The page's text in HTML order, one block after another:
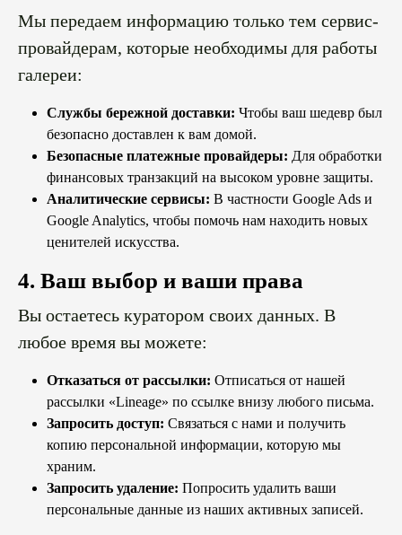
Мы передаем информацию только тем сервис-
провайдерам, которые необходимы для работы
галереи:
Службы бережной доставки: Чтобы ваш шедевр был
безопасно доставлен к вам домой.
Безопасные платежные провайдеры: Для обработки
финансовых транзакций на высоком уровне защиты.
Аналитические сервисы: В частности Google Ads и
Google Analytics, чтобы помочь нам находить новых
ценителей искусства.
4. Ваш выбор и ваши права
Вы остаетесь куратором своих данных. В
любое время вы можете:
Отказаться от рассылки: Отписаться от нашей
рассылки «Lineage» по ссылке внизу любого письма.
Запросить доступ: Связаться с нами и получить
копию персональной информации, которую мы
храним.
Запросить удаление: Попросить удалить ваши
персональные данные из наших активных записей.